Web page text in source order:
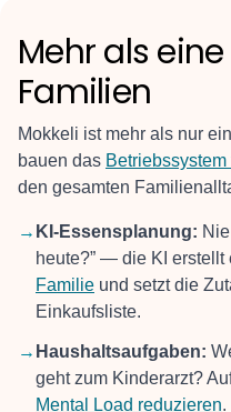
Mehr als
Familien
Mokkeli ist mehr als nur
bauen das
den gesamten
→ KI-Essensplanung:
heute?” — die KI erstellt
Familie und setzt die
Einkaufsliste.
→ Haushaltsaufgaben:
geht zum Kinderarzt?
Mental Load reduzieren.